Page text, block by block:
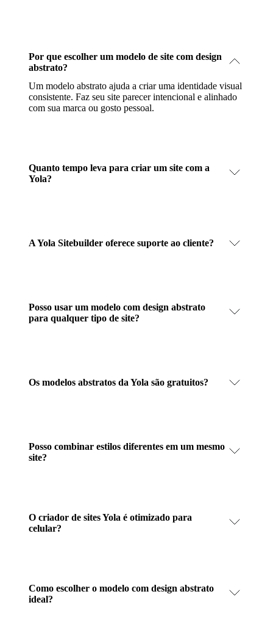
Por que escolher um modelo de site com design
abstrato?
Um modelo abstrato ajuda a criar uma identidade visual
consistente. Faz seu site parecer intencional e alinhado
com sua marca ou gosto pessoal.
Quanto tempo leva para criar um site com a
Yola?
A Yola Sitebuilder oferece suporte ao cliente?
Posso usar um modelo com design abstrato
para qualquer tipo de site?
Os modelos abstratos da Yola são gratuitos?
Posso combinar estilos diferentes em um mesmo
site?
O criador de sites Yola é otimizado para
celular?
Como escolher o modelo com design abstrato
ideal?